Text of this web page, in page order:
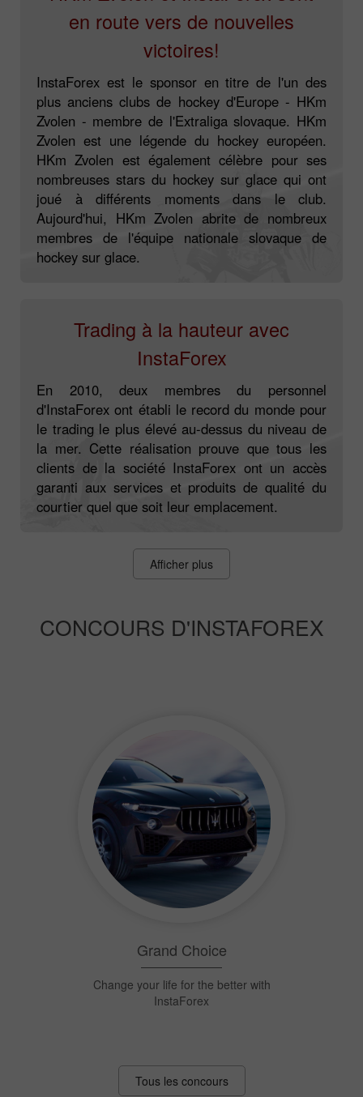
en route vers de nouvelles
victoires!
InstaForex est le sponsor en titre de l'un des
plus anciens clubs de hockey d'Europe - HKm
Zvolen - membre de l'Extraliga slovaque. HKm
Zvolen est une légende du hockey européen.
HKm Zvolen est également célèbre pour ses
nombreuses stars du hockey sur glace qui ont
joué à différents moments dans le club.
Aujourd'hui, HKm Zvolen abrite de nombreux
membres de l'équipe nationale slovaque de
hockey sur glace.
Trading à la hauteur avec
InstaForex
En 2010, deux membres du personnel
d'InstaForex ont établi le record du monde pour
le trading le plus élevé au-dessus du niveau de
la mer. Cette réalisation prouve que tous les
clients de la société InstaForex ont un accès
garanti aux services et produits de qualité du
courtier quel que soit leur emplacement.
Afficher plus
CONCOURS D'INSTAFOREX
Sniper
Devenez un sniper, abattez 1500 $ chaque
semaine !
Tous les concours